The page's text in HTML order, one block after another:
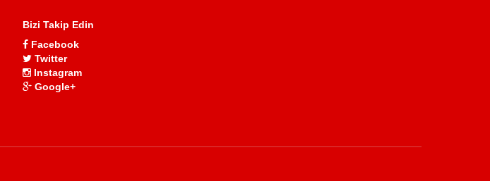
Bizi Takip Edin
Facebook
Twitter
Instagram
Google+